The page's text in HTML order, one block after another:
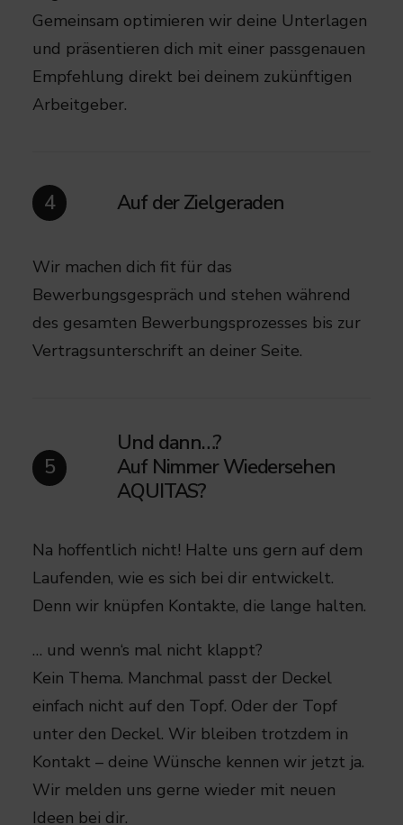
Gemeinsam optimieren wir deine Unterlagen
und präsentieren dich mit einer passgenauen
Empfehlung direkt bei deinem zukünftigen
Arbeitgeber.
4 Auf der Zielgeraden
Wir machen dich fit für das
Bewerbungsgespräch und stehen während
des gesamten Bewerbungsprozesses bis zur
Vertragsunterschrift an deiner Seite.​
5
Und dann…?
Auf Nimmer Wiedersehen
AQUITAS?​
Na hoffentlich nicht! Halte uns gern auf dem
Laufenden, wie es sich bei dir entwickelt.
Denn wir knüpfen Kontakte, die lange halten.
… und wenn‘s mal nicht klappt?​​
Kein Thema. Manchmal passt der Deckel
einfach nicht auf den Topf. Oder der Topf
unter den Deckel.​ Wir bleiben trotzdem in
Kontakt – deine Wünsche kennen wir jetzt ja.
Wir melden uns gerne wieder mit neuen
Ideen bei dir.